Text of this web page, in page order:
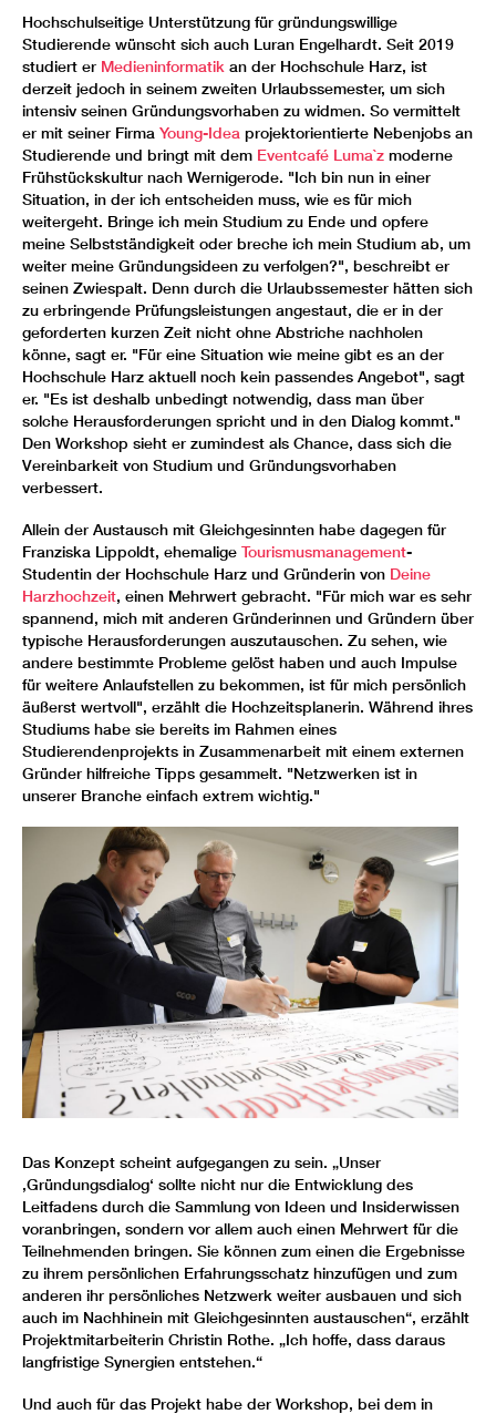
Hochschulseitige Unterstützung für gründungswillige
Studierende wünscht sich auch Luran Engelhardt. Seit 2019
studiert er Medieninformatik an der Hochschule Harz, ist
derzeit jedoch in seinem zweiten Urlaubssemester, um sich
intensiv seinen Gründungsvorhaben zu widmen. So vermittelt
er mit seiner Firma Young-Idea projektorientierte Nebenjobs an
Studierende und bringt mit dem Eventcafé Luma`z moderne
Frühstückskultur nach Wernigerode. "Ich bin nun in einer
Situation, in der ich entscheiden muss, wie es für mich
weitergeht. Bringe ich mein Studium zu Ende und opfere
meine Selbstständigkeit oder breche ich mein Studium ab, um
weiter meine Gründungsideen zu verfolgen?", beschreibt er
seinen Zwiespalt. Denn durch die Urlaubssemester hätten sich
zu erbringende Prüfungsleistungen angestaut, die er in der
geforderten kurzen Zeit nicht ohne Abstriche nachholen
könne, sagt er. "Für eine Situation wie meine gibt es an der
Hochschule Harz aktuell noch kein passendes Angebot", sagt
er. "Es ist deshalb unbedingt notwendig, dass man über
solche Herausforderungen spricht und in den Dialog kommt."
Den Workshop sieht er zumindest als Chance, dass sich die
Vereinbarkeit von Studium und Gründungsvorhaben
verbessert.
Allein der Austausch mit Gleichgesinnten habe dagegen für
Franziska Lippoldt, ehemalige Tourismusmanagement-
Studentin der Hochschule Harz und Gründerin von Deine
Harzhochzeit, einen Mehrwert gebracht. "Für mich war es sehr
spannend, mich mit anderen Gründerinnen und Gründern über
typische Herausforderungen auszutauschen. Zu sehen, wie
andere bestimmte Probleme gelöst haben und auch Impulse
für weitere Anlaufstellen zu bekommen, ist für mich persönlich
äußerst wertvoll", erzählt die Hochzeitsplanerin. Während ihres
Studiums habe sie bereits im Rahmen eines
Studierendenprojekts in Zusammenarbeit mit einem externen
Gründer hilfreiche Tipps gesammelt. "Netzwerken ist in
unserer Branche einfach extrem wichtig."
Das Konzept scheint aufgegangen zu sein. „Unser
‚Gründungsdialog‘ sollte nicht nur die Entwicklung des
Leitfadens durch die Sammlung von Ideen und Insiderwissen
voranbringen, sondern vor allem auch einen Mehrwert für die
Teilnehmenden bringen. Sie können zum einen die Ergebnisse
zu ihrem persönlichen Erfahrungsschatz hinzufügen und zum
anderen ihr persönliches Netzwerk weiter ausbauen und sich
auch im Nachhinein mit Gleichgesinnten austauschen“, erzählt
Projektmitarbeiterin Christin Rothe. „Ich hoffe, dass daraus
langfristige Synergien entstehen.“
Und auch für das Projekt habe der Workshop, bei dem in